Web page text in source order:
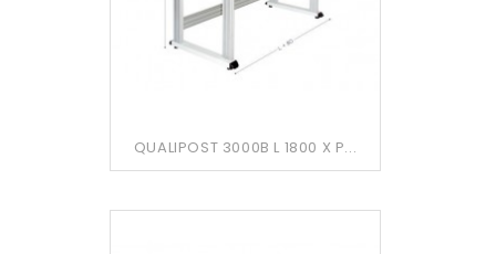
QUALIPOST 3000B L 1800 X P...